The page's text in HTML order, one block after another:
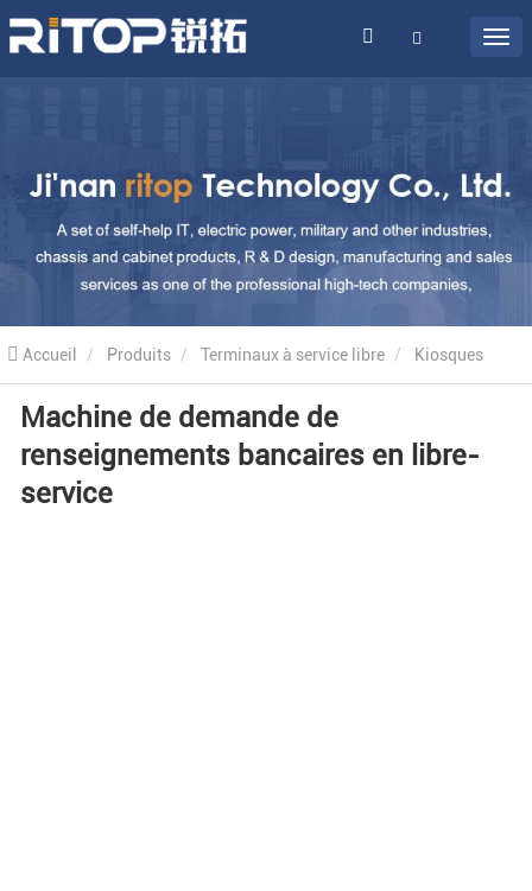
Accueil Produits Terminaux à service libre Kiosques
bancaires Machine de demande de renseignements bancaires en
libre-service
Machine de demande de
renseignements bancaires en libre-
service